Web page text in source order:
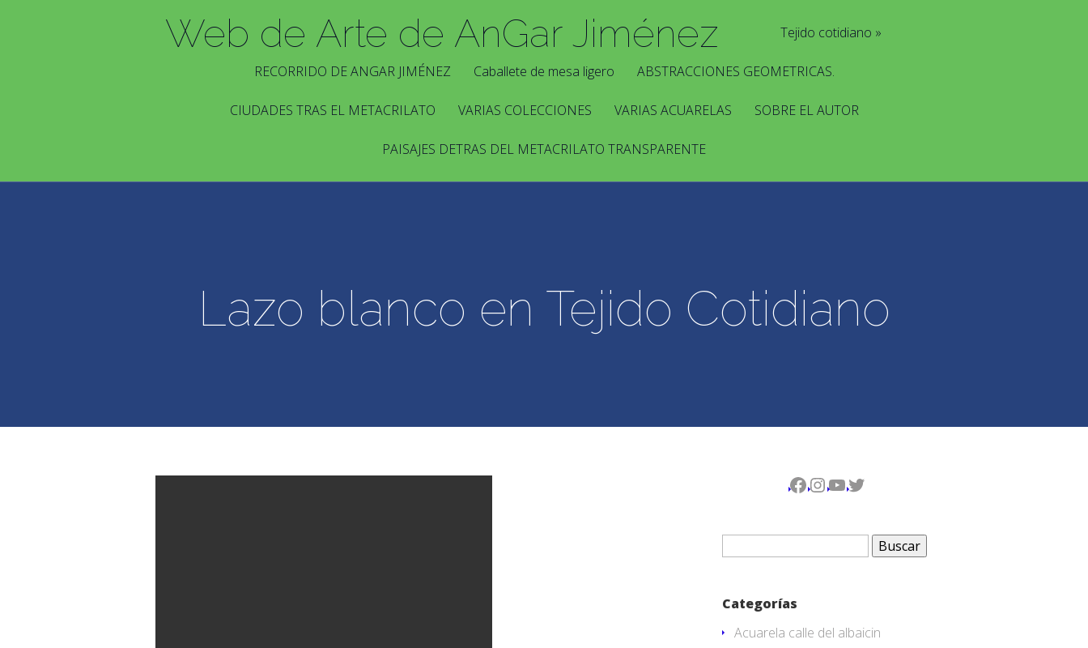
Web de Arte de AnGar Jiménez Tejido cotidiano
RECORRIDO DE ANGAR JIMÉNEZ Caballete de mesa ligero ABSTRACCIONES GEOMETRICAS.
CIUDADES TRAS EL METACRILATO VARIAS COLECCIONES VARIAS ACUARELAS SOBRE EL AUTOR
PAISAJES DETRAS DEL METACRILATO TRANSPARENTE
Lazo blanco en Tejido Cotidiano
Facebook
Instagram
YouTube
Twitter
Buscar:
Categorías
Acuarela calle del albaicin